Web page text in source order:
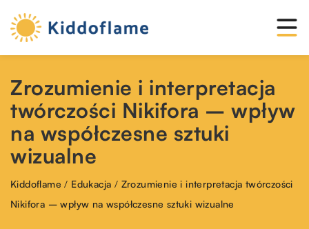
Zrozumienie i interpretacja
twórczości Nikifora – wpływ
na współczesne sztuki
wizualne
Kiddoflame / Edukacja / Zrozumienie i interpretacja twórczości
Nikifora – wpływ na współczesne sztuki wizualne